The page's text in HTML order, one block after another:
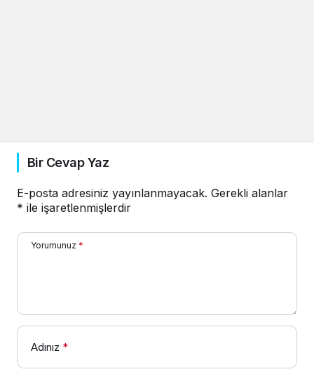
Bir Cevap Yaz
E-posta adresiniz yayınlanmayacak. Gerekli alanlar
* ile işaretlenmişlerdir
Yorumunuz *
Adınız *